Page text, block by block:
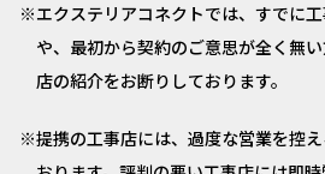
エクステリアコネクトでは、すでに
や、最初から契約のご意思が全く無
店の紹介をお断りしております。
提携の工事店には、過度な営業を控